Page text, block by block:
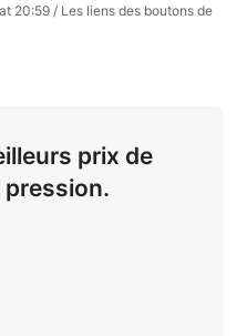
20:59 / Les liens des boutons de
prix de